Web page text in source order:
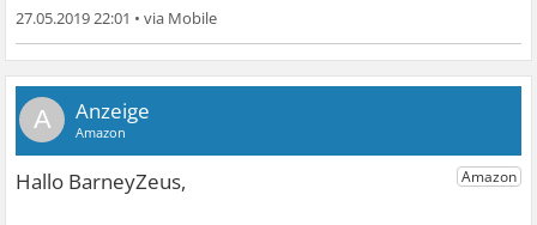
27.05.2019 22:01 •
A